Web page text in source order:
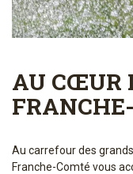
AU CŒUR
Au carrefour des
Franche-Comté vous